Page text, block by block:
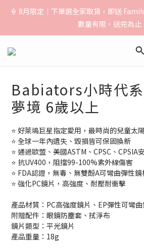
🚚【運費公告】：超取（先付款）
$1500免運｜中港澳順豐
🍦 8月限定｜下單選全家取貨，即送
數量有限，送完為止
🚚【運費公告】：超取（先付款）
Babiators小時代
夢境 6歲以上
⭐ 好萊塢巨星指定愛用，最時尚的兒童太
⭐ 全球一年內遺失、毀損皆可保固換新
⭐ 通過歐盟、美國ASTM、CPSC、CPSIA
⭐ 抗UV400，阻擋99-100%紫外線傷害
⭐ FDA認證，無毒、無雙酚A可彎曲彈性鏡
⭐ 強化PC鏡片，高強度、耐壓耐衝擊
產品材質：PC高強度鏡片、EP彈性可彎
附贈配件：眼鏡防塵套、拭淨布
鏡片類型：平光鏡片
產品重量：18g